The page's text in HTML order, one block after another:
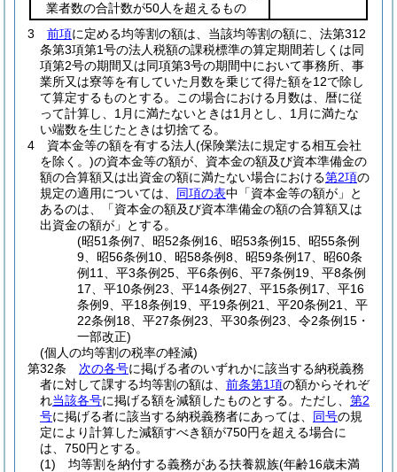
業者数の合計数が50人を超えるもの
3 前項に定める均等割の額は、当該均等割の額に、法第312
条第3項第1号の法人税額の課税標準の算定期間若しくは同
項第2号の期間又は同項第3号の期間中において事務所、事
業所又は寮等を有していた月数を乗じて得た額を12で除し
て算定するものとする。
この場合における月数は、暦に従
って計算し、1月に満たないときは1月とし、1月に満たな
い端数を生じたときは切捨てる。
4
資本金等の額を有する法人(保険業法に規定する相互会社
を除く。)の資本金等の額が、資本金の額及び資本準備金の
額の合算額又は出資金の額に満たない場合における第2項の
規定の適用については、 同項の表中「資本金等の額が」と
あるのは、「資本金の額及び資本準備金の額の合算額又は
出資金の額が」とする。
(昭51条例7、昭52条例16、昭53条例15、昭55条例
9、昭56条例10、昭58条例8、昭59条例17、昭60条
例11、平3条例25、平6条例6、平7条例19、平8条例
17、平10条例23、平14条例27、平15条例17、平16
条例9、平18条例19、平19条例21、平20条例21、平
22条例18、平27条例23、平30条例23、令2条例15・
一部改正)
(個人の均等割の税率の軽減)
第32条
次の各号に掲げる者のいずれかに該当する納税義務
者に対して課する均等割の額は、 前条第1項の額からそれぞ
れ当該各号に掲げる額を減額したものとする。 ただし、 第2
号に掲げる者に該当する納税義務者にあっては、 同号の規
定により計算した減額すべき額が750円を超える場合に
は、750円とする。
(1)
均等割を納付する義務がある扶養親族(年齢16歳未満